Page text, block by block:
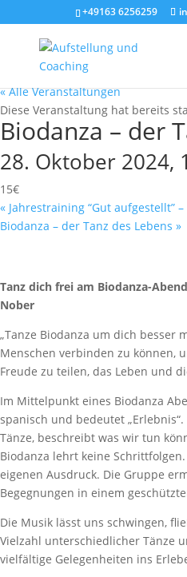
+49163 6256259
« Alle Veranstaltungen
Diese Veranstaltung hat bereits
Biodanza – der
28. Oktober 2024,
15€
« Jahrestraining “Gut aufgestellt”
Biodanza – der Tanz des Lebens »
Tanz dich frei am Biodanza-
Nober
„Tanze Biodanza um dich besser
Menschen verbinden zu können,
Freude zu teilen, das Leben und
Im Mittelpunkt eines Biodanza
spanisch und bedeutet
Tänze, beschreibt was wir tun
Biodanza lehrt keine
eigenen Ausdruck. Die Gruppe
Begegnungen in einem
Die Musik lässt uns schwingen,
Vielzahl unterschiedlicher Tänze
vielfältige Gelegenheiten ins